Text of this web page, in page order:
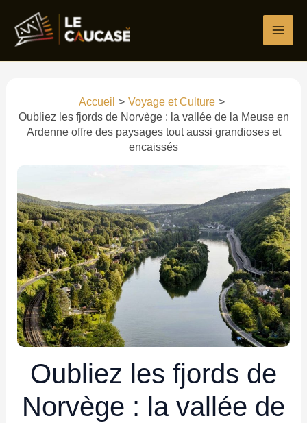
contenu
Accueil
Voyage et Culture
Oubliez les fjords de Norvège : la vallée de la Meuse en
Ardenne offre des paysages tout aussi grandioses et
encaissés
Oubliez les fjords de
Norvège : la vallée de
ici…
mail*